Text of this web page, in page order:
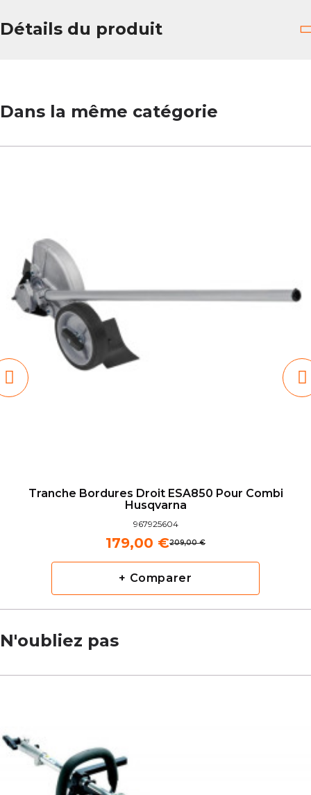
Détails du produit
Dans la même catégorie
Tranche Bordures Droit ESA850 Pour Combi
Husqvarna
967925604
209,00 €
179,00 €
+ Comparer
N'oubliez pas